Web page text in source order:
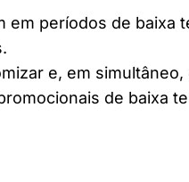
em períodos de baixa
e, em
de baixa